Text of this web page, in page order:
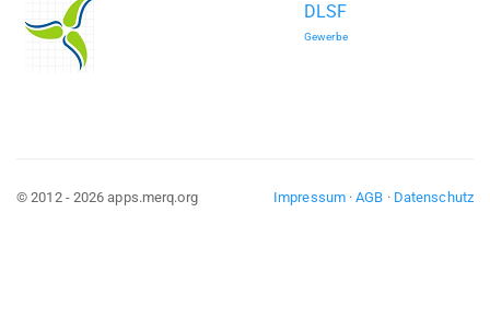
DLSF
Gewerbe
Impressum·AGB · Datenschutz
© 2012 - 2026 apps.merq.org